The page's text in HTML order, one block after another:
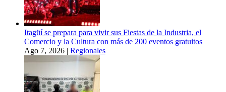
Itagüí se prepara para vivir sus Fiestas de la Industria, el
Comercio y la Cultura con más de 200 eventos gratuitos
Ago 7, 2026 | Regionales